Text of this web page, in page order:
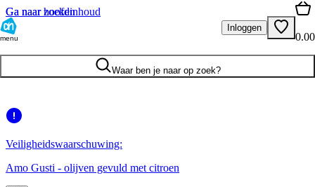
Ga naar hoofdinhoud
Ga naar zoeken
menu
Inloggen
0.00
Waar ben je naar op zoek?
Veiligheidswaarschuwing:
Amo Gusti - olijven gevuld met citroen